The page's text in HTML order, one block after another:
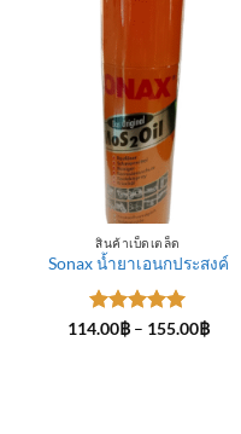
สินค้าเบ็ดเตล็ด
Sonax น้ำยาเอนกประสงค์
ให้คะแนน
114.00฿ – 155.00฿Price